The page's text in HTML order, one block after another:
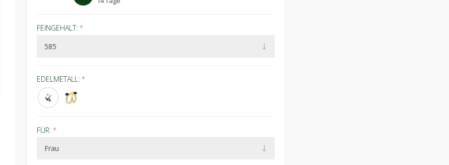
FEINGEHALT: *
EDELMETALL: *
FÜR: *